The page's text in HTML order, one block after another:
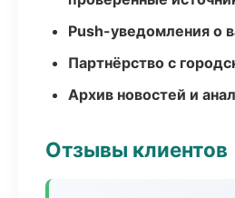
Push-уведомления о
Партнёрство с
Архив новостей и
Отзывы клиентов